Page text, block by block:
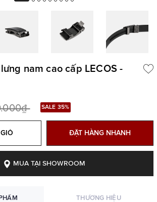
nam cao cấp LECOS -
SALE 35%
ĐẶT HÀNG NHANH
MUA TẠI SHOWROOM
THƯƠNG HIỆU